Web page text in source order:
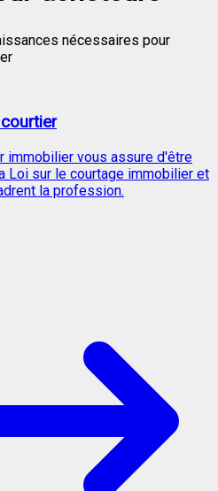
nécessaires pour
immobilier vous assure d'être
Loi sur le courtage immobilier et
la profession.